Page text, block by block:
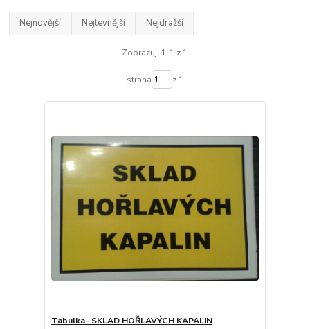
Nejnovější Nejlevnější Nejdražší
Zobrazuji 1-1 z 1
strana z 1
Tabulka- SKLAD HOŘLAVÝCH KAPALIN